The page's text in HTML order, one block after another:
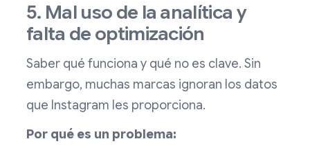
5. Mal uso de la analítica y
falta de optimización
Saber qué funciona y qué no es clave. Sin
embargo, muchas marcas ignoran los datos
que Instagram les proporciona.
Por qué es un problema: